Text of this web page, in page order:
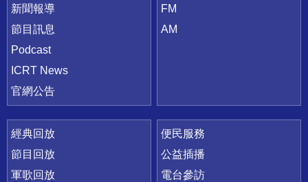
新聞報導
節目訊息
Podcast
ICRT News
官網公告
FM
AM
經典回放
節目回放
軍歌回放
便民服務
公益插播
電台參訪